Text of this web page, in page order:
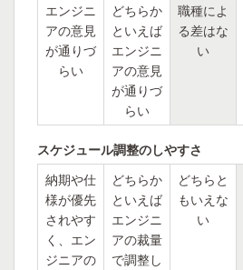
エンジニ
アの意見
が通りづ
らい
どちらか
といえば
エンジニ
アの意見
が通りづ
らい
職種によ
る差はな
い
スケジュール調整のしやすさ
納期や仕
様が優先
されやす
く、エン
ジニアの
どちらか
といえば
エンジニ
アの裁量
で調整し
どちらと
もいえな
い